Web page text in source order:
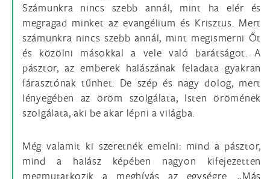
Számunkra nincs szebb annál, mint ha elér és
megragad minket az evangélium és Krisztus. Mert
számunkra nincs szebb annál, mint megismerni Őt
és közölni másokkal a vele való barátságot. A
pásztor, az emberek halászának feladata gyakran
fárasztónak tűnhet. De szép és nagy dolog, mert
lényegében az öröm szolgálata, Isten örömének
szolgálata, aki be akar lépni a világba.
Még valamit ki szeretnék emelni: mind a pásztor,
mind a halász képében nagyon kifejezetten
megmutatkozik a meghívás az egységre. „Más